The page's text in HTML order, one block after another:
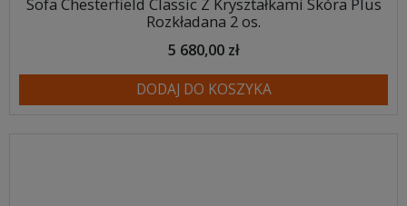
Rozkładana 2 os.
5 680,00 zł
DODAJ DO KOSZYKA